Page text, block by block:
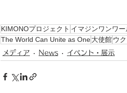
KIMONOプロジェクト イマジンワンワー
The World Can Unite as One大使館ウ
メディア News イベント・展示